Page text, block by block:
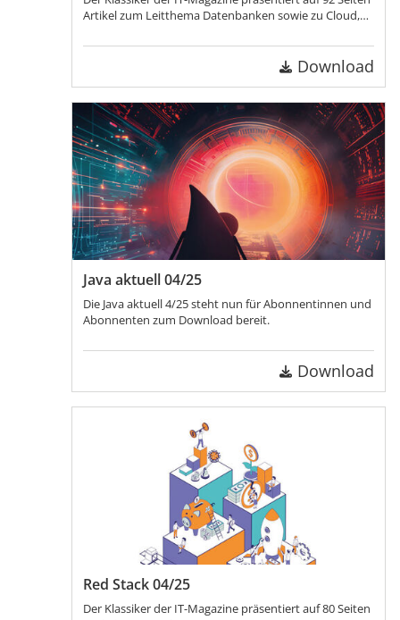
Artikel zum Leitthema Datenbanken sowie zu Cloud,
Intelligenz!
Download
Java aktuell 04/25
Die Java aktuell 4/25 steht nun für Abonnentinnen und
Abonnenten zum Download bereit.
Download
Red Stack 04/25
Der Klassiker der IT-Magazine präsentiert auf 80 Seiten